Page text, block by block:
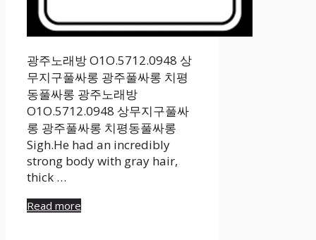
광주노래방 O1O.5712.0948 상
무지구풀싸롱 광주풀싸롱 치평
동풀싸롱 광주노래방
O1O.5712.0948 상무지구풀싸
롱 광주풀싸롱 치평동풀싸롱
Sigh.He had an incredibly
strong body with gray hair,
thick …
Read more